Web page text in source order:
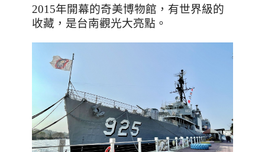
2015年開幕的奇美博物館，有世界級的
收藏，是台南觀光大亮點。